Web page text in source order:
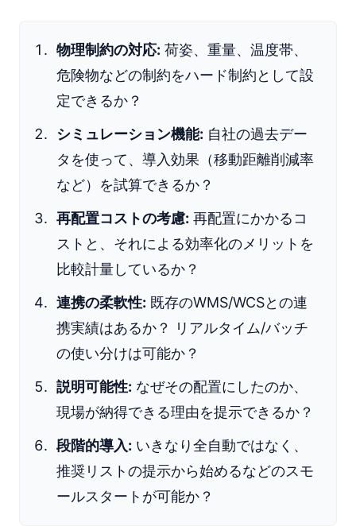
物理制約の対応: 荷姿、重量、温度帯、
危険物などの制約をハード制約として設
定できるか？
シミュレーション機能: 自社の過去デー
タを使って、導入効果（移動距離削減率
など）を試算できるか？
再配置コストの考慮: 再配置にかかるコ
ストと、それによる効率化のメリットを
比較計量しているか？
連携の柔軟性: 既存のWMS/WCSとの連
携実績はあるか？ リアルタイム/バッチ
の使い分けは可能か？
説明可能性: なぜその配置にしたのか、
現場が納得できる理由を提示できるか？
段階的導入: いきなり全自動ではなく、
推奨リストの提示から始めるなどのスモ
ールスタートが可能か？